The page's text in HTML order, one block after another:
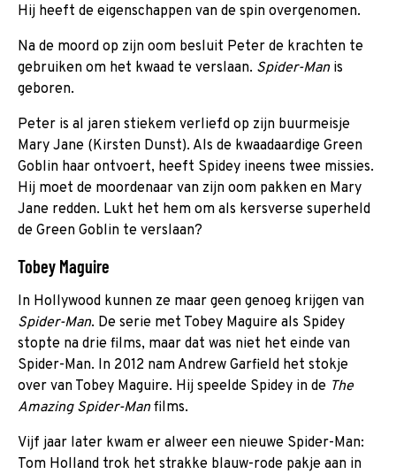
Hij heeft de eigenschappen van de spin overgenomen.
Na de moord op zijn oom besluit Peter de krachten te
gebruiken om het kwaad te verslaan. Spider-Man is
geboren.
Peter is al jaren stiekem verliefd op zijn buurmeisje
Mary Jane (Kirsten Dunst). Als de kwaadaardige Green
Goblin haar ontvoert, heeft Spidey ineens twee missies.
Hij moet de moordenaar van zijn oom pakken en Mary
Jane redden. Lukt het hem om als kersverse superheld
de Green Goblin te verslaan?
Tobey Maguire
In Hollywood kunnen ze maar geen genoeg krijgen van
Spider-Man. De serie met Tobey Maguire als Spidey
stopte na drie films, maar dat was niet het einde van
Spider-Man. In 2012 nam Andrew Garfield het stokje
over van Tobey Maguire. Hij speelde Spidey in de The
Amazing Spider-Manfilms.
Vijf jaar later kwam er alweer een nieuwe Spider-Man:
Tom Holland trok het strakke blauw-rode pakje aan in